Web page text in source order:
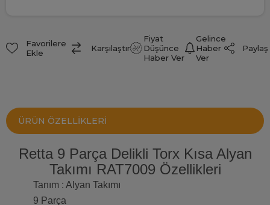
Favorilere
Ekle
Karşılaştır
Fiyat
Düşünce
Haber Ver
Gelince
Haber
Ver
Paylaş
ÜRÜN ÖZELLIKLERI
Retta 9 Parça Delikli Torx Kısa Alyan
Takımı RAT7009 Özellikleri
Tanım : Alyan Takımı
9 Parça